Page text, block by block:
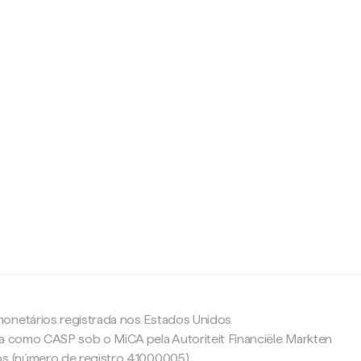
registrada nos Estados Unidos
como CASP sob o MiCA pela Autoriteit Financiële Markten